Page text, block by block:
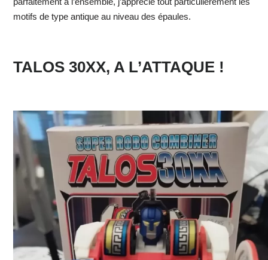
motifs de type antique au niveau des épaules.
TALOS 30XX, A L’ATTAQUE !